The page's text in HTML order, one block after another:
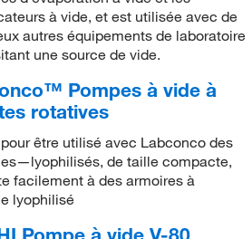
cfm (60 Hz)(1)
pression ambiante de 1013
de gaz), 9 torr (avec ballast de
à vide, et est utilisée avec de
autres équipements de laboratoire
une source de vide.
Pompes à vide à
rotatives
être utilisé avec Labconco des
de taille compacte,
facilement à des armoires à
lyophilisé